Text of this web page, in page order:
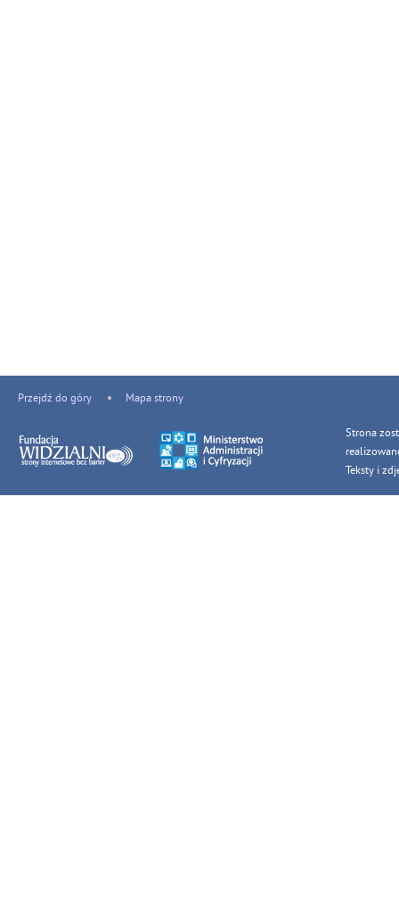
Przejdź do góry Mapa strony
Strona
Teksty i